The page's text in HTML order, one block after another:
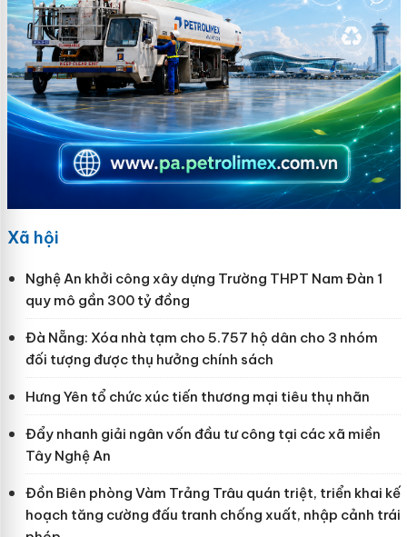
Xã hội
Nghệ An khởi công xây dựng Trường THPT Nam Đàn 1
quy mô gần 300 tỷ đồng
Đà Nẵng: Xóa nhà tạm cho 5.757 hộ dân cho 3 nhóm
đối tượng được thụ hưởng chính sách
Hưng Yên tổ chức xúc tiến thương mại tiêu thụ nhãn
Đẩy nhanh giải ngân vốn đầu tư công tại các xã miền
Tây Nghệ An
Đồn Biên phòng Vàm Trảng Trâu quán triệt, triển khai kế
hoạch tăng cường đấu tranh chống xuất, nhập cảnh trái